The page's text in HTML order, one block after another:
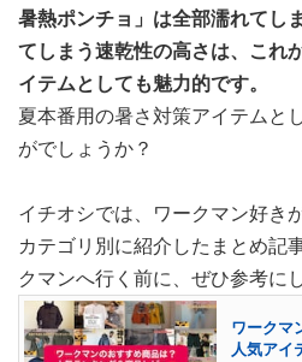
暑熱ポンチョ」は全部濡れてし
てしまう速乾性の高さは、これ
イテムとしても魅力的です。
夏本番用の暑さ対策アイテムと
がでしょうか？
イチオシでは、ワークマン好き
カテゴリ別に紹介したまとめ記
クマンへ行く前に、ぜひ参考に
ワークマ
人気アイ